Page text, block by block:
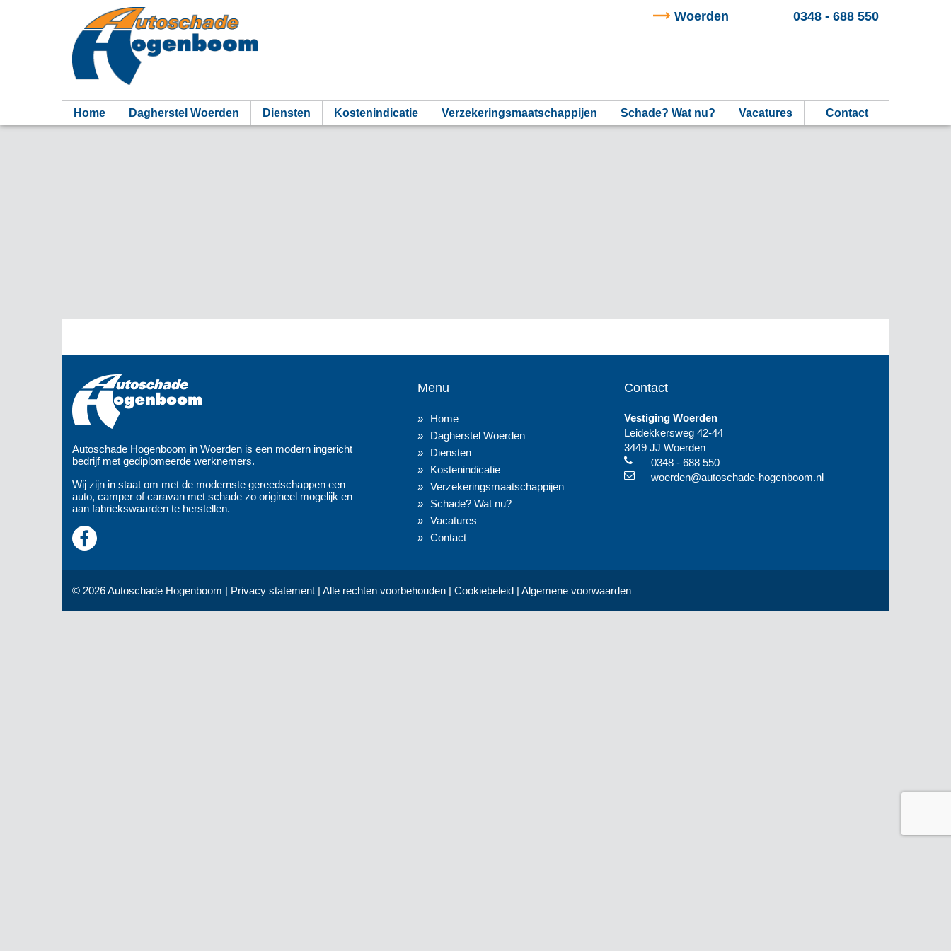
Woerden 0348 - 688 550
Home Dagherstel Woerden Diensten Kostenindicatie Verzekeringsmaatschappijen Schade? Wat nu? Vacatures Contact
Autoschade Hogenboom in Woerden is een modern ingericht
bedrijf met gediplomeerde werknemers.
Wij zijn in staat om met de modernste gereedschappen een
auto, camper of caravan met schade zo origineel mogelijk en
aan fabriekswaarden te herstellen.
Menu
Home
Dagherstel Woerden
Diensten
Kostenindicatie
Verzekeringsmaatschappijen
Schade? Wat nu?
Vacatures
Contact
Contact
Vestiging Woerden
Leidekkersweg 42-44
3449 JJ Woerden
0348 - 688 550
woerden@autoschade-hogenboom.nl
© 2026 Autoschade Hogenboom | Privacy statement | Alle rechten voorbehouden | Cookiebeleid | Algemene voorwaarden